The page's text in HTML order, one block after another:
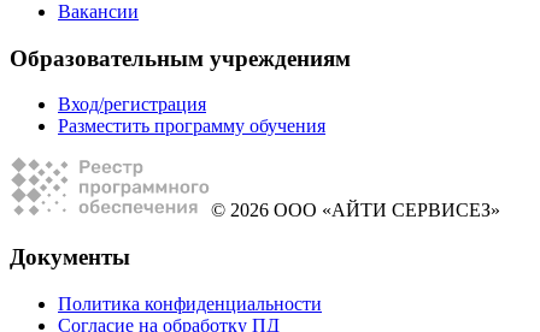
Вакансии
Образовательным учреждениям
Вход/регистрация
Разместить программу обучения
© 2026 ООО «АЙТИ СЕРВИСЕЗ»
Документы
Политика конфиденциальности
Согласие на обработку ПД